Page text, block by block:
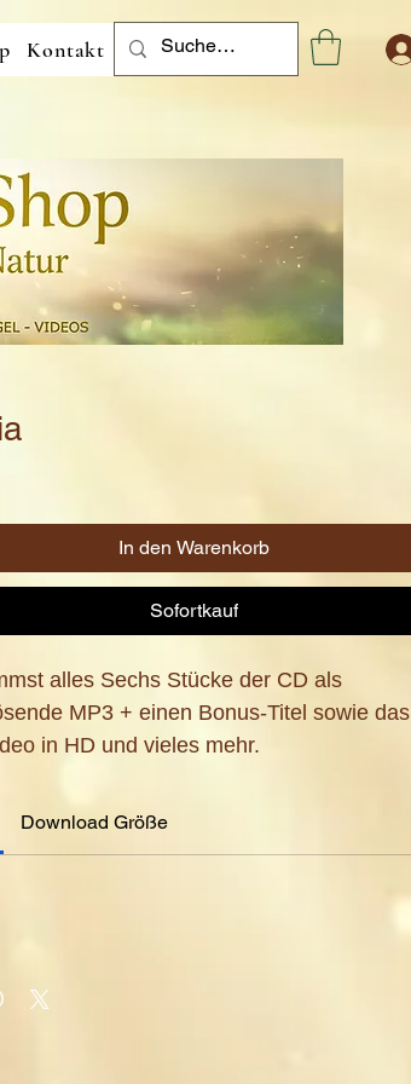
Kontakt
In den Warenkorb
Sofortkauf
alles Sechs Stücke der CD als
MP3 + einen Bonus-Titel sowie das
in HD und vieles mehr.
Download Größe